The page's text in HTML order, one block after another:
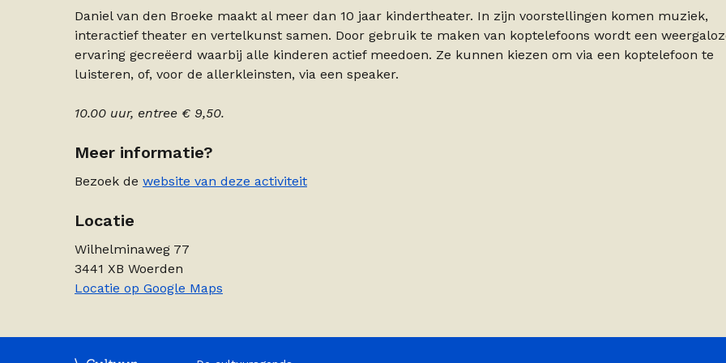
Daniel van den Broeke maakt al meer dan 10 jaar kindertheater. In zijn voorstellingen komen muziek,
interactief theater en vertelkunst samen. Door gebruik te maken van koptelefoons wordt een
ervaring gecreëerd waarbij alle kinderen actief meedoen. Ze kunnen kiezen om via een koptelefoon te
luisteren, of, voor de allerkleinsten, via een speaker.
10.00 uur, entree € 9,50.
Meer informatie?
Bezoek de website van deze activiteit
Locatie
Wilhelminaweg 77
3441 XB Woerden
Locatie op Google Maps